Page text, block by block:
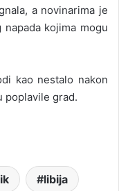
a novinarima je
kojima mogu
kao nestalo nakon
poplavile grad.
libija